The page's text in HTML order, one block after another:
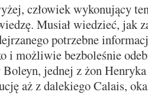
człowiek wykonujący
Musiał wiedzieć, jak
potrzebne
i możliwie bezboleśnie
jednej z żon
aż z dalekiego Calais,